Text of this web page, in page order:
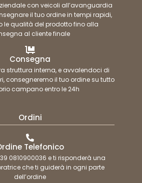
con veicoli all’avanguardia
il tuo ordine in tempi rapidi,
le qualità del prodotto fino alla
al cliente finale
Consegna
struttura interna, e avvalendoci di
consegneremo il tuo ordine su tutto
campano entro le 24h
Ordini
Telefonico
0810900036 e ti risponderà una
che ti guiderà in ogni parte
dell’ordine